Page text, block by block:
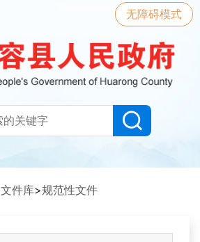
无障碍模式
文件库>规范性文件